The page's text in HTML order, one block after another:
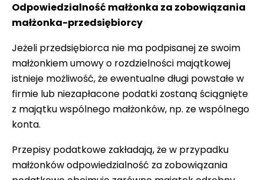
Odpowiedzialność małżonka za zobowiązania
małżonka-przedsiębiorcy
Jeżeli przedsiębiorca nie ma podpisanej ze swoim
małżonkiem umowy o rozdzielności majątkowej
istnieje możliwość, że ewentualne długi powstałe w
firmie lub niezapłacone podatki zostaną ściągnięte
z majątku wspólnego małżonków, np. ze wspólnego
konta.
Przepisy podatkowe zakładają, że w przypadku
małżonków odpowiedzialność za zobowiązania